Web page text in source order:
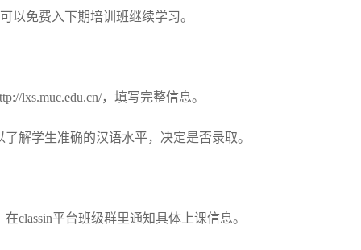
以免费入下期培训班继续学习。
lxs.muc.edu.cn/，填写完整信息。
解学生准确的汉语水平，决定是否录取。
classin平台班级群里通知具体上课信息。